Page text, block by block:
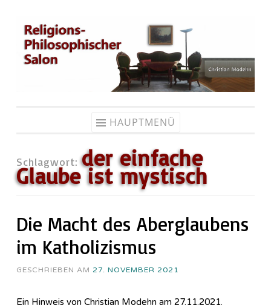
Zum
Inhalt
springen
HAUPTMENÜ
Schlagwort:der einfache
Glaube ist mystisch
Die Macht des Aberglaubens
im Katholizismus
GESCHRIEBEN AM 27. NOVEMBER 2021
Ein Hinweis von Christian Modehn am 27.11.2021.